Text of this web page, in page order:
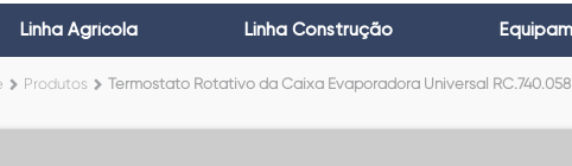
Linha Agrícola Linha Construção
Produtos Termostato Rotativo da Caixa Evaporadora Universal RC.740.058